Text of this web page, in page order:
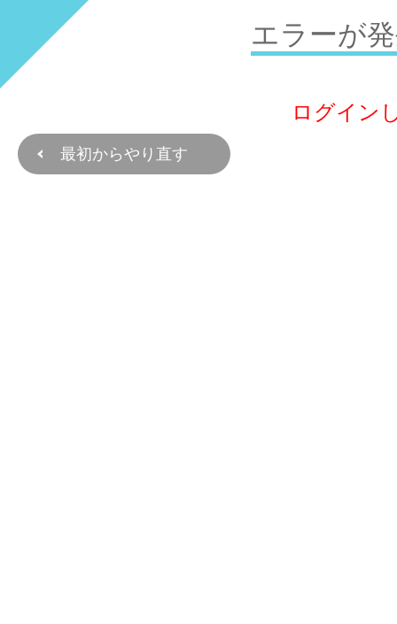
エラーが
ログイン
最初からやり直す